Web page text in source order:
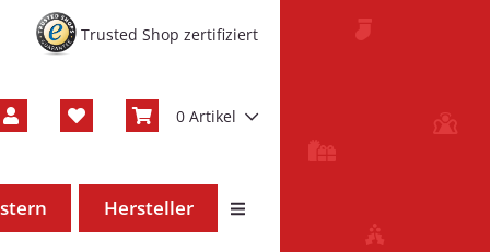
Trusted Shop zertifiziert
0 Artikel
Hersteller